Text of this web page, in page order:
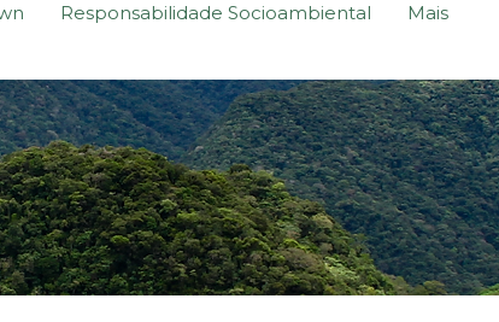
Responsabilidade Socioambiental Mais